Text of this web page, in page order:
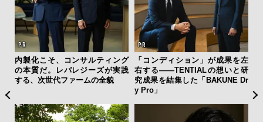
内製化こそ、コンサルティング
の本質だ。レバレジーズが実践
する、次世代ファームの全貌
「コンディション」が成果を左
右する——TENTIALの想いと研
究成果を結集した「BAKUNE Dr
y Pro」